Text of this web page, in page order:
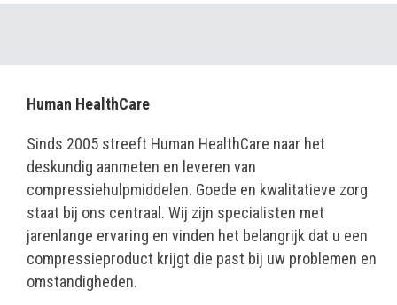
Human HealthCare
Sinds 2005 streeft Human HealthCare naar het
deskundig aanmeten en leveren van
compressiehulpmiddelen. Goede en kwalitatieve zorg
staat bij ons centraal. Wij zijn specialisten met
jarenlange ervaring en vinden het belangrijk dat u een
compressieproduct krijgt die past bij uw problemen en
omstandigheden.